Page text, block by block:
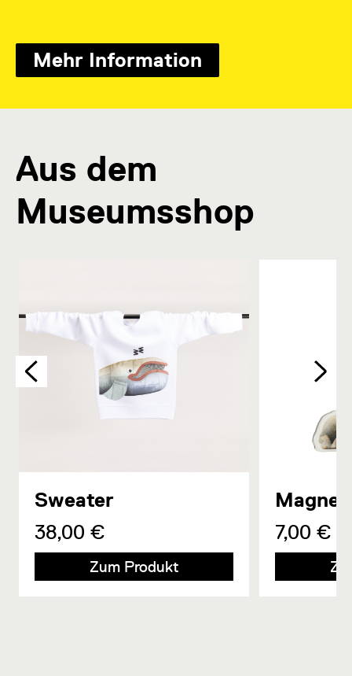
Mehr Information
Aus dem
Museumsshop
Sweater
38,00 €
Zum Produkt
Magnet
7,00 €